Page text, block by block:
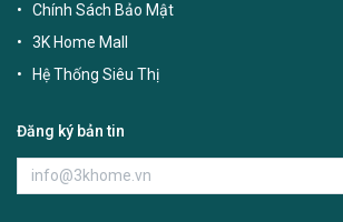
Chính Sách Bảo Mật
3K Home Mall
Hệ Thống Siêu Thị
Đăng ký bản tin